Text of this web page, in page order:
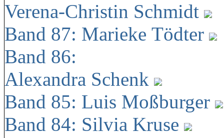
Verena-Christin Schmidt
Band 87: Marieke Tödter
Band 86:
Alexandra Schenk
Band 85: Luis Moßburger
Band 84: Silvia Kruse